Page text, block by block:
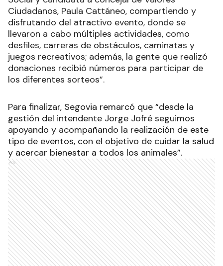
Ciudadanos, Paula Cattáneo, compartiendo y
disfrutando del atractivo evento, donde se
llevaron a cabo múltiples actividades, como
desfiles, carreras de obstáculos, caminatas y
juegos recreativos; además, la gente que realizó
donaciones recibió números para participar de
los diferentes sorteos”.
Para finalizar, Segovia remarcó que “desde la
gestión del intendente Jorge Jofré seguimos
apoyando y acompañando la realización de este
tipo de eventos, con el objetivo de cuidar la salud
y acercar bienestar a todos los animales”.
Ads